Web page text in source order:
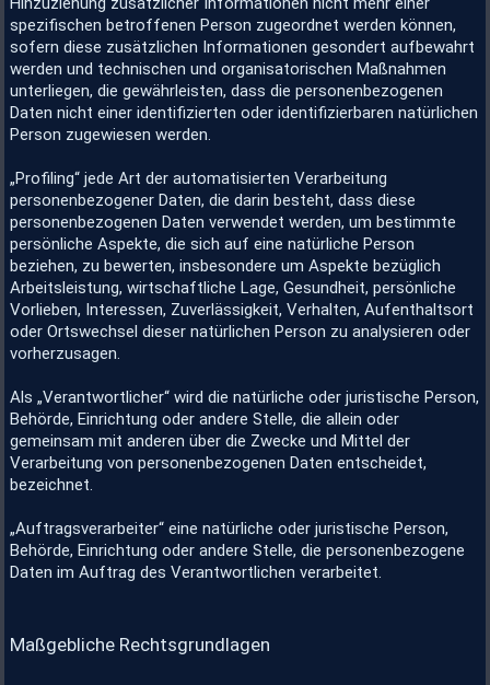
spezifischen betroffenen Person zugeordnet werden können,
sofern diese zusätzlichen Informationen gesondert aufbewahrt
werden und technischen und organisatorischen Maßnahmen
unterliegen, die gewährleisten, dass die personenbezogenen
Daten nicht einer identifizierten oder identifizierbaren natürlichen
Person zugewiesen werden.
„Profiling“ jede Art der automatisierten Verarbeitung
personenbezogener Daten, die darin besteht, dass diese
personenbezogenen Daten verwendet werden, um bestimmte
persönliche Aspekte, die sich auf eine natürliche Person
beziehen, zu bewerten, insbesondere um Aspekte bezüglich
Arbeitsleistung, wirtschaftliche Lage, Gesundheit, persönliche
Vorlieben, Interessen, Zuverlässigkeit, Verhalten, Aufenthaltsort
oder Ortswechsel dieser natürlichen Person zu analysieren oder
vorherzusagen.
Als „Verantwortlicher“ wird die natürliche oder juristische Person,
Behörde, Einrichtung oder andere Stelle, die allein oder
gemeinsam mit anderen über die Zwecke und Mittel der
Verarbeitung von personenbezogenen Daten entscheidet,
bezeichnet.
„Auftragsverarbeiter“ eine natürliche oder juristische Person,
Behörde, Einrichtung oder andere Stelle, die personenbezogene
Daten im Auftrag des Verantwortlichen verarbeitet.
Maßgebliche Rechtsgrundlagen